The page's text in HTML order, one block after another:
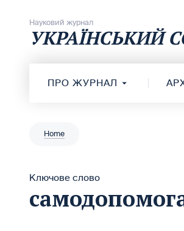
Науковий журнал
УКРАЇНСЬКИЙ
ПРО ЖУРНАЛ
Home
Ключове слово